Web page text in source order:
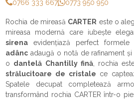
0766 333 667 0773 950 950
Rochia de mireasă CARTER este o
mireasa modernă care iubește
sirena evidențiază perfect formele
adânc adaugă o notă de rafinament
o dantelă Chantilly fină, rochia
strălucitoare de cristale ce
Spatele decupat completează
transformând rochia CARTER într-o